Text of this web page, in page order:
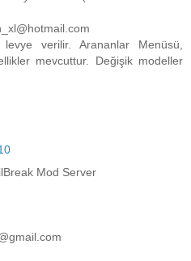
verilir. Arananlar Menüsü,
mevcuttur. Değişik modeller
Mod Server